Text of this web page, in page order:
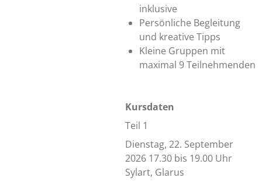
inklusive
Persönliche Begleitung
und kreative Tipps
Kleine Gruppen mit
maximal 9 Teilnehmenden
Kursdaten
Teil 1
Dienstag, 22. September
2026 17.30 bis 19.00 Uhr
Sylart, Glarus